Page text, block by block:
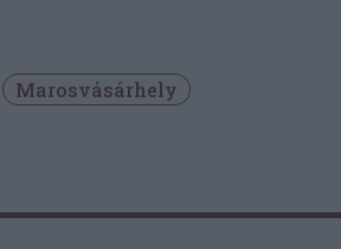
Marosvásárhely